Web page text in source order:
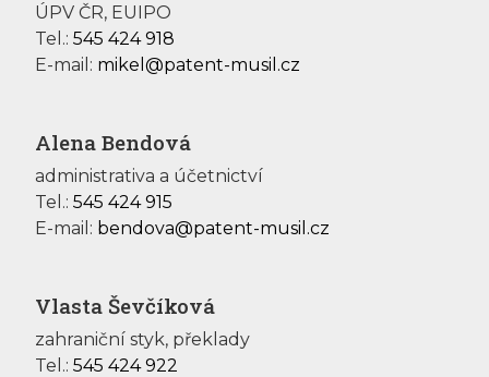
ÚPV ČR, EUIPO
Tel.: 545 424 918
E-mail: mikel@patent-musil.cz
Alena Bendová
administrativa a účetnictví
Tel.: 545 424 915
E-mail: bendova@patent-musil.cz
Vlasta Ševčíková
zahraniční styk, překlady
Tel.: 545 424 922